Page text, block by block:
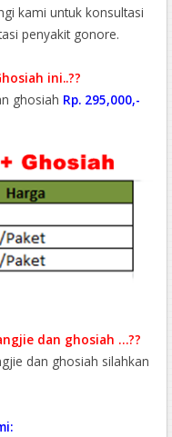
kami untuk konsultasi
penyakit gonore.
ini..??
ghosiah Rp. 295,000,-
dan ghosiah …??
dan ghosiah silahkan